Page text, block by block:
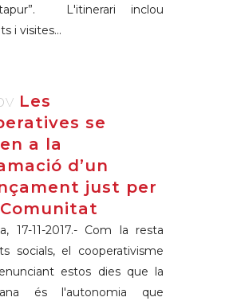
L'itinerari inclou
i visites...
Les
se
a la
d’un
just per
17-11-2017.- Com la resta
socials, el cooperativisme
estos dies que la
és l'autonomia que